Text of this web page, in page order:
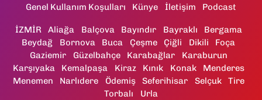
Genel Kullanım Koşulları
Künye İletişim Podcast
İZMİR Aliağa Balçova Bayındır Bayraklı
Bergama
Beydağ
Bornova Buca Çeşme Çiğli Dikili
Foça
Gaziemir
Güzelbahçe Karabağlar
Karaburun
Karşıyaka
Kemalpaşa Kiraz Kınık Konak
Menderes
Menemen
Narlıdere Ödemiş Seferihisar Selçuk
Tire
Torbalı
Urla